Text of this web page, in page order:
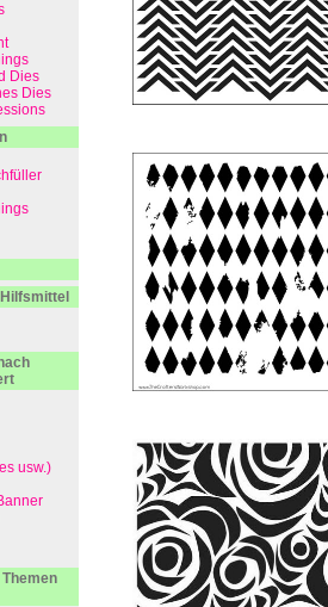
Dies
Dies
usw.)